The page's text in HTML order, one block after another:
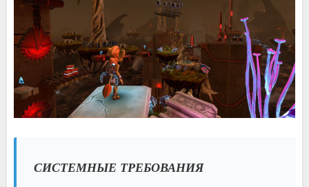
СИСТЕМНЫЕ ТРЕБОВАНИЯ